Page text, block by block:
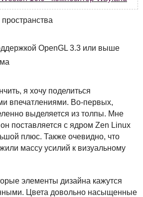
OpenGL 3.3 или выше
я хочу поделиться
впечатлениями. Во-первых,
выделяется из толпы. Мне
поставляется с ядром Zen Linux
плюс. Также очевидно, что
массу усилий к визуальному
элементы дизайна кажутся
Цвета довольно насыщенные